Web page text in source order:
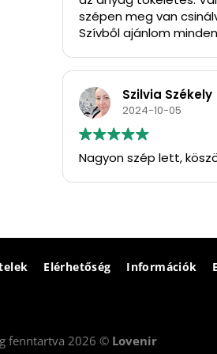
szépen meg van
Szívből ajánlom
Szilvia Székely
2024-10-05
Nagyon szép lett,
Elérhetőség Információk
fenntartva 2026 © Lovenir